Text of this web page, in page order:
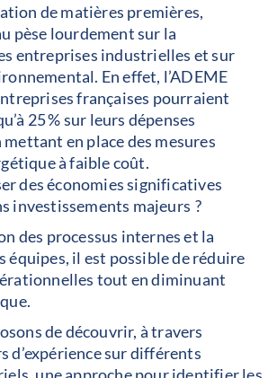
de matières premières,
pèse lourdement sur la
entreprises industrielles et sur
En effet, l’ADEME
françaises pourraient
25 % sur leurs dépenses
en place des mesures
à faible coût.
des économies significatives
investissements majeurs ?
des processus internes et la
équipes, il est possible de réduire
tout en diminuant
de découvrir, à travers
d’expérience sur différents